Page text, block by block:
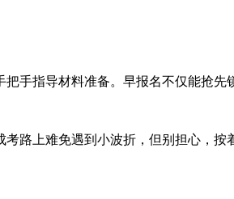
手指导材料准备。早报名不仅能抢先
路上难免遇到小波折，但别担心，按